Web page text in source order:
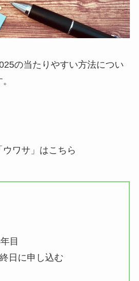
の当たりやすい方法につい
ワサ」はこちら
目
日に申し込む